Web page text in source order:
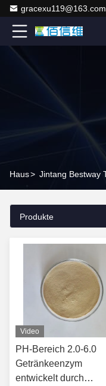
gracexu119@163.com
Haus>
Produkte
Video
PH-Bereich 2.0-6.0
Getränkeenzym
entwickelt durch